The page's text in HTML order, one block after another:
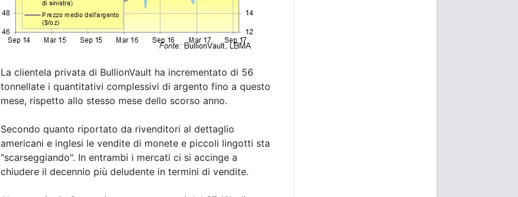
La clientela privata di BullionVault ha incrementato di 56
tonnellate i quantitativi complessivi di argento fino a questo
mese, rispetto allo stesso mese dello scorso anno.
Secondo quanto riportato da rivenditori al dettaglio
americani e inglesi le vendite di monete e piccoli lingotti sta
"scarseggiando". In entrambi i mercati ci si accinge a
chiudere il decennio più deludente in termini di vendite.